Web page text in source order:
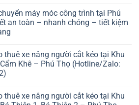
máy móc công trình tại Phú
an toàn – nhanh chóng – tiết kiệm
thuê xe nâng người cắt kéo tại Khu
Khê – Phú Thọ (Hotline/Zalo:
thuê xe nâng người cắt kéo tại Khu